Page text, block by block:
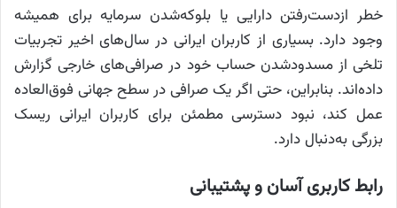
خطر ازدست‌رفتن دارایی یا بلوکه‌شدن سرمایه برای همیشه
وجود دارد. بسیاری از کاربران ایرانی در سال‌های اخیر تجربیات
تلخی از مسدودشدن حساب خود در صرافی‌های خارجی گزارش
داده‌اند. بنابراین، حتی اگر یک صرافی در سطح جهانی فوق‌العاده
عمل کند، نبود دسترسی مطمئن برای کاربران ایرانی ریسک
بزرگی به‌دنبال دارد.
رابط کاربری آسان و پشتیبانی